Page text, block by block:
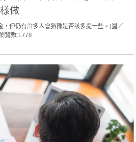
做
，但仍有許多人會猶豫是否該多提一些。(圖／
覽數:1778